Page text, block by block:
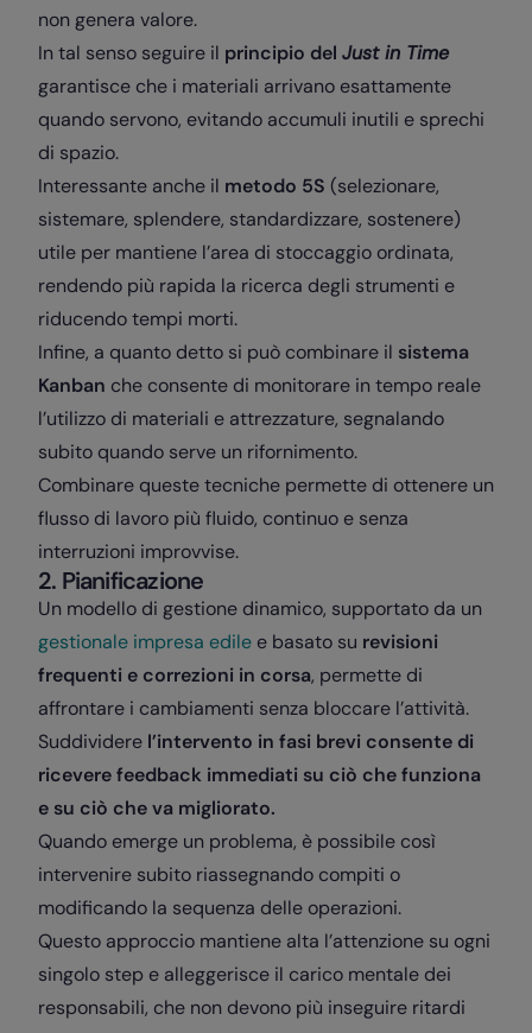
non genera valore.
In tal senso seguire il principio del Just in Time
garantisce che i materiali arrivano esattamente
quando servono, evitando accumuli inutili e sprechi
di spazio.
Interessante anche il metodo 5S (selezionare,
sistemare, splendere, standardizzare, sostenere)
utile per mantiene l’area di stoccaggio ordinata,
rendendo più rapida la ricerca degli strumenti e
riducendo tempi morti.
Infine, a quanto detto si può combinare il sistema
Kanban che consente di monitorare in tempo reale
l’utilizzo di materiali e attrezzature, segnalando
subito quando serve un rifornimento.
Combinare queste tecniche permette di ottenere un
flusso di lavoro più fluido, continuo e senza
interruzioni improvvise.
2. Pianificazione
Un modello di gestione dinamico, supportato da un
gestionale impresa edile e basato su revisioni
frequenti e correzioni in corsa, permette di
affrontare i cambiamenti senza bloccare l’attività.
Suddividere l’intervento in fasi brevi consente di
ricevere feedback immediati su ciò che funziona
e su ciò che va migliorato.
Quando emerge un problema, è possibile così
intervenire subito riassegnando compiti o
modificando la sequenza delle operazioni.
Questo approccio mantiene alta l’attenzione su ogni
singolo step e alleggerisce il carico mentale dei
responsabili, che non devono più inseguire ritardi